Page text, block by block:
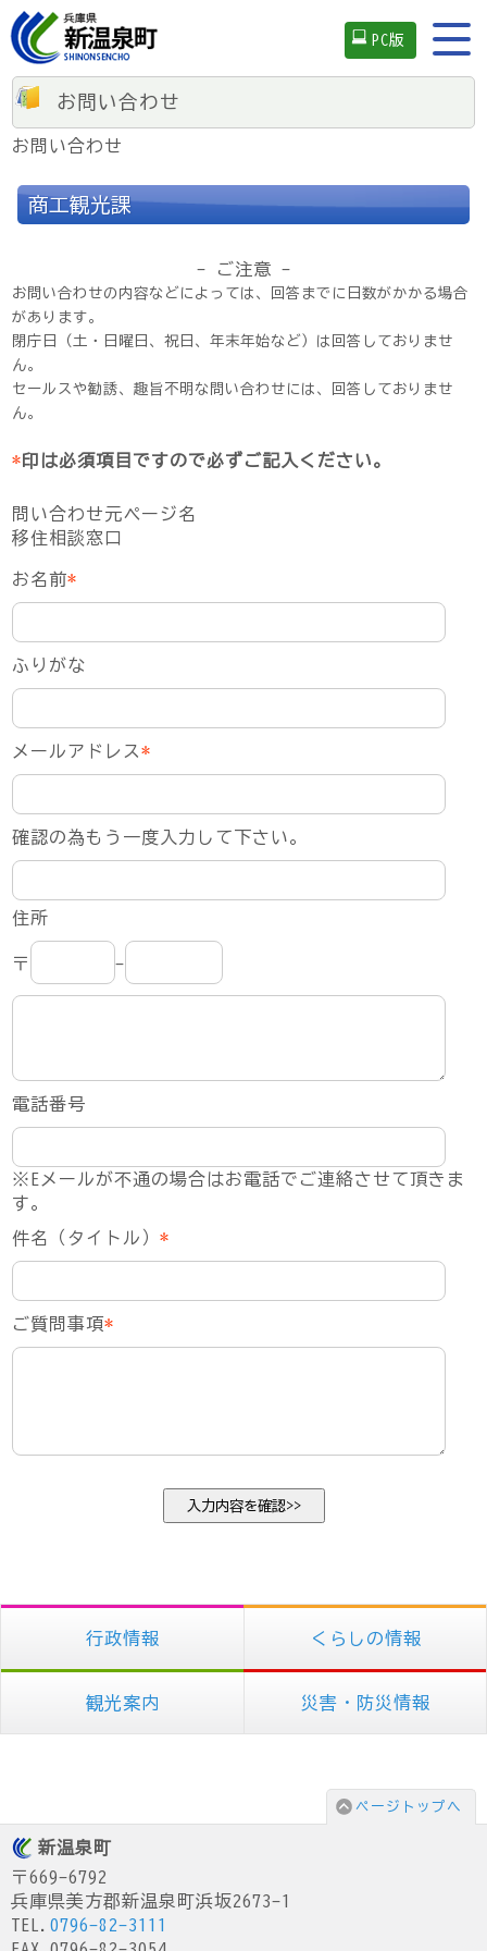
PC版
お問い合わせ
お問い合わせ
商工観光課
- ご注意 -
お問い合わせの内容などによっては、回答までに日数がかかる場合
があります。
閉庁日（土・日曜日、祝日、年末年始など）は回答しておりませ
ん。
セールスや勧誘、趣旨不明な問い合わせには、回答しておりませ
ん。
*印は必須項目ですので必ずご記入ください。
問い合わせ元ページ名
移住相談窓口
お名前*
ふりがな
メールアドレス*
確認の為もう一度入力して下さい。
住所
〒 -
電話番号
※Eメールが不通の場合はお電話でご連絡させて頂きま
す。
件名（タイトル）*
ご質問事項*
行政情報 くらしの情報
観光案内 災害・防災情報
ページトップへ
新温泉町
〒669-6792
兵庫県美方郡新温泉町浜坂2673-1
TEL. 0796-82-3111